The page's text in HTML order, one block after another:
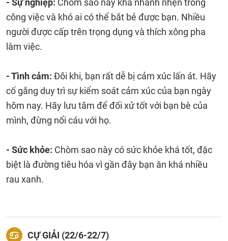
- Sự nghiệp: Chòm sao này khá nhanh nhẹn trong
công việc và khó ai có thể bắt bẻ được bạn. Nhiều
người được cấp trên trọng dụng và thích xông pha
làm việc.
- Tình cảm: Đôi khi, bạn rất dễ bị cảm xúc lấn át. Hãy
cố gắng duy trì sự kiểm soát cảm xúc của bạn ngày
hôm nay. Hãy lưu tâm để đối xử tốt với bạn bè của
mình, đừng nổi cáu với họ.
- Sức khỏe: Chòm sao này có sức khỏe khá tốt, đặc
biệt là đường tiêu hóa vì gần đây bạn ăn khá nhiều
rau xanh.
CỰ GIẢI (22/6-22/7)